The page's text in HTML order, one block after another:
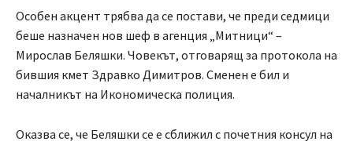
Особен акцент трябва да се постави, че преди седмици
беше назначен нов шеф в агенция „Митници“ –
Мирослав Беляшки. Човекът, отговарящ за протокола на
бившия кмет Здравко Димитров. Сменен е бил и
началникът на Икономическа полиция.
Оказва се, че Беляшки се е сближил с почетния консул на